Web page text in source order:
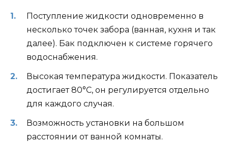
Поступление жидкости одновременно в
несколько точек забора (ванная, кухня и так
далее). Бак подключен к системе горячего
водоснабжения.
Высокая температура жидкости. Показатель
достигает 80°С, он регулируется отдельно
для каждого случая.
Возможность установки на большом
расстоянии от ванной комнаты.